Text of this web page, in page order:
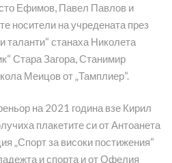
Ефимов, Павел Павлов и
носители на учредената през
таланти“ станаха Николета
Стара Загора, Станимир
Меицов от „Тамплиер“.
на 2021 година взе Кирил
плакетите си от Антоанета
„Спорт за високи постижения“
и спорта и от Офелия